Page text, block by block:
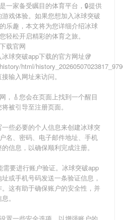
一家备受瞩目的体育平台，🔒提供
戏体验。如果您想加入冰球突破
乐趣，本文将为您详细介绍冰球
轻松开启精彩的体育之旅。
载官网
冰球突破app下载的官方网址🥡
html/
输入网址来访问。
，🎸您会在页面上找到一个醒目
被引导至注册页面。
些必要的个人信息来创建冰球突
名、密码、电子邮件地址、手机
信息，以确保顺利完成注册。
要进行账户验证。 冰球突破app
或手机号码发送一条验证信息，
这有助于确保账户的安全性，并
。